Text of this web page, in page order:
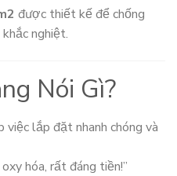
được thiết kế để chống
nghiệt.
Nói Gì?
việc lắp đặt nhanh chóng và
hóa, rất đáng tiền!”